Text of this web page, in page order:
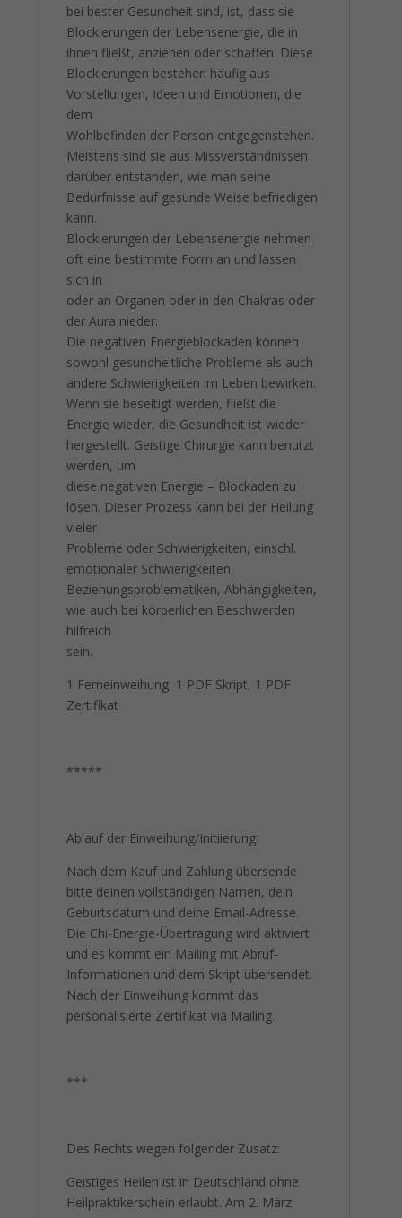
bei bester Gesundheit sind, ist, dass sie
Blockierungen der Lebensenergie, die in
ihnen fließt, anziehen oder schaffen. Diese
Blockierungen bestehen häufig aus
Vorstellungen, Ideen und Emotionen, die
dem
Wohlbefinden der Person entgegenstehen.
Meistens sind sie aus Missverständnissen
darüber entstanden, wie man seine
Bedürfnisse auf gesunde Weise befriedigen
kann.
Blockierungen der Lebensenergie nehmen
oft eine bestimmte Form an und lassen
sich in
oder an Organen oder in den Chakras oder
der Aura nieder.
Die negativen Energieblockaden können
sowohl gesundheitliche Probleme als auch
andere Schwierigkeiten im Leben bewirken.
Wenn sie beseitigt werden, fließt die
Energie wieder, die Gesundheit ist wieder
hergestellt. Geistige Chirurgie kann benutzt
werden, um
diese negativen Energie – Blockaden zu
lösen. Dieser Prozess kann bei der Heilung
vieler
Probleme oder Schwierigkeiten, einschl.
emotionaler Schwierigkeiten,
Beziehungsproblematiken, Abhängigkeiten,
wie auch bei körperlichen Beschwerden
hilfreich
sein.
1 Ferneinweihung, 1 PDF Skript, 1 PDF
Zertifikat
*****
Ablauf der Einweihung/Initiierung:
Nach dem Kauf und Zahlung übersende
bitte deinen vollständigen Namen, dein
Geburtsdatum und deine Email-Adresse.
Die Chi-Energie-Übertragung wird aktiviert
und es kommt ein Mailing mit Abruf-
Informationen und dem Skript übersendet.
Nach der Einweihung kommt das
personalisierte Zertifikat via Mailing.
***
Des Rechts wegen folgender Zusatz:
Geistiges Heilen ist in Deutschland ohne
Heilpraktikerschein erlaubt. Am 2. März